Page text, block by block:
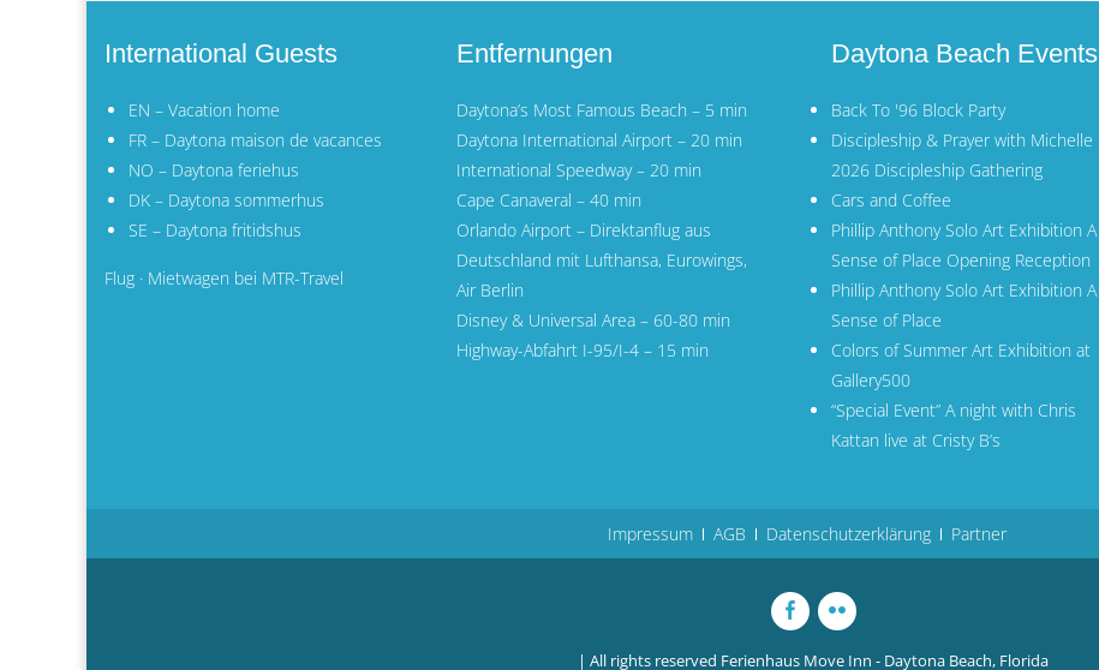
International Guests
EN – Vacation home
FR – Daytona maison de vacances
NO – Daytona feriehus
DK – Daytona sommerhus
SE – Daytona fritidshus
Flug · Mietwagen bei MTR-Travel
Entfernungen
Daytona’s Most Famous Beach – 5 min
Daytona International Airport– 20 min
International Speedway – 20 min
Cape Canaveral – 40 min
Orlando Airport– Direktanflug aus
Deutschland mit Lufthansa, Eurowings,
Air Berlin
Disney & Universal Area – 60-80 min
Highway-Abfahrt I-95/I-4 – 15 min
Daytona Beach Events
Back To '96 Block Party
Discipleship & Prayer with Michelle
2026 Discipleship Gathering
Cars and Coffee
Phillip Anthony Solo Art Exhibition A
Sense of Place Opening Reception
Phillip Anthony Solo Art Exhibition A
Sense of Place
Colors of Summer Art Exhibition at
Gallery500
“Special Event” A night with Chris
Kattan live at Cristy B’s
Impressum AGB Datenschutzerklärung Partner
| All rights reserved Ferienhaus Move Inn - Daytona Beach, Florida